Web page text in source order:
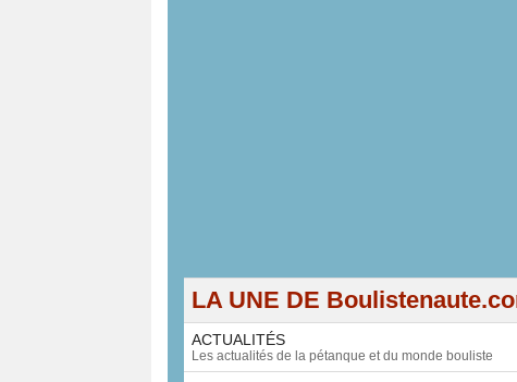
LA UNE DE
ACTUALITÉS
Les actualités de la pétanque et du monde bouliste